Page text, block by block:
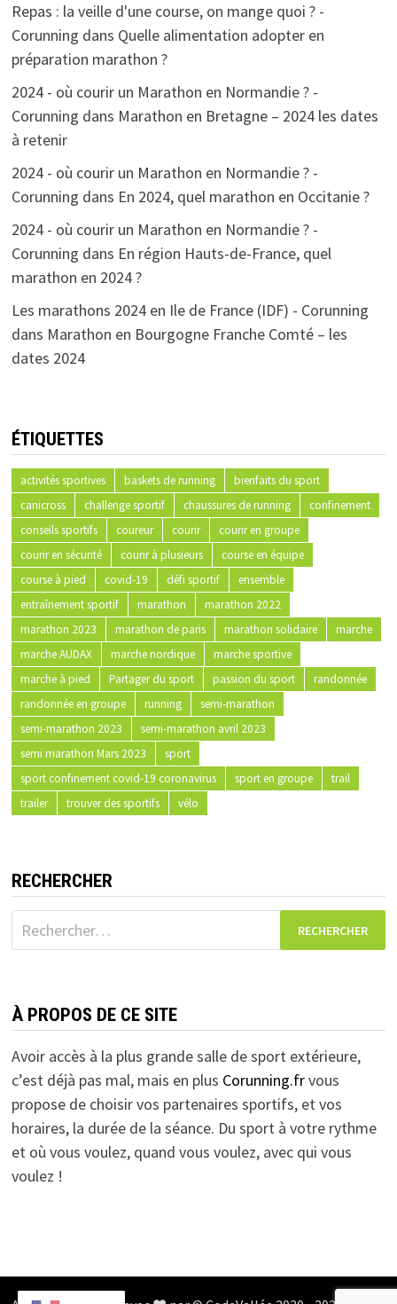
Repas : la veille d'une course, on mange quoi ? -
Corunning dans Quelle alimentation adopter en
préparation marathon ?
2024 - où courir un Marathon en Normandie ? -
Corunning dans Marathon en Bretagne – 2024 les dates
à retenir
2024 - où courir un Marathon en Normandie ? -
Corunning dans En 2024, quel marathon en Occitanie ?
2024 - où courir un Marathon en Normandie ? -
Corunning dans En région Hauts-de-France, quel
marathon en 2024 ?
Les marathons 2024 en Ile de France (IDF) - Corunning
dans Marathon en Bourgogne Franche Comté – les
dates 2024
ÉTIQUETTES
activités sportives baskets de running
bienfaits du sport
canicross
challenge sportif chaussures de running
confinement
conseils sportifs
coureur courir
courir en groupe
courir en sécurité
courir à plusieurs
course en équipe
course à pied
covid-19 défi sportif
ensemble
entraînement sportif
marathon
marathon 2022
marathon 2023
marathon de paris marathon solidaire
marche
marche AUDAX
marche nordique
marche sportive
marche à pied
Partager du sport passion du sport
randonnée
randonnée en groupe
running
semi-marathon
semi-marathon 2023
semi-marathon avril 2023
semi marathon Mars 2023
sport
sport confinement covid-19 coronavirus
sport en groupe
trail
trailer
trouver des sportifs vélo
RECHERCHER
Rechercher :
À PROPOS DE CE SITE
Avoir accès à la plus grande salle de sport extérieure,
c’est déjà pas mal, mais en plus Corunning.frvous
propose de choisir vos partenaires sportifs, et vos
horaires, la durée de la séance. Du sport à votre rythme
et où vous voulez, quand vous voulez, avec qui vous
voulez !